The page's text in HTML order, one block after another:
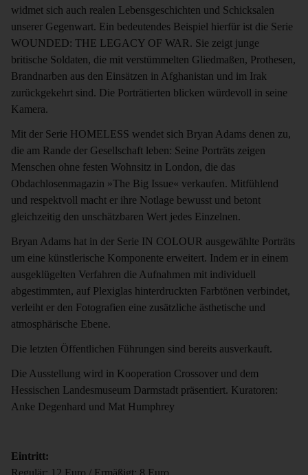
widmet sich auch realen Lebensgeschichten und Schicksalen
unserer Gegenwart. Ein bedeutendes Beispiel hierfür ist die Serie
WOUNDED: THE LEGACY OF WAR. Sie zeigt junge
britische Soldaten, die mit verstümmelten Gliedmaßen, Prothesen,
Brandnarben aus den Einsätzen in Afghanistan und im Irak
zurückgekehrt sind. Die Porträtierten blicken würdevoll in seine
Kamera.
Mit der Serie HOMELESS wendet sich Bryan Adams denen zu,
die am Rande der Gesellschaft leben: Seine Porträts zeigen
Menschen ohne festen Wohnsitz in London, die das
Obdachlosenmagazin »The Big Issue« verkaufen. Mitfühlend
und respektvoll macht er ihre Notlage bewusst und betont
gleichzeitig den unschätzbaren Wert jedes Einzelnen.
Bryan Adams hat in der Serie IN COLOUR ausgewählte Porträts
um eine künstlerische Komponente erweitert. Indem er in einem
ausgeklügelten Verfahren die Aufnahmen mit individuell
abgestimmten, auf Plexiglas hinterdruckten Farbtönen verbindet,
verleiht er den Fotografien eine zusätzliche ästhetische und
atmosphärische Ebene.
Die letzten Öffentlichen Führungen sind bereits ausverkauft.
Die Ausstellung wird in Kooperation Crossover und dem
Hessischen Landesmuseum Darmstadt präsentiert. Kuratoren:
Anke Degenhard und Mat Humphrey
Eintritt:
Regulär: 12 Euro / Ermäßigt: 8 Euro